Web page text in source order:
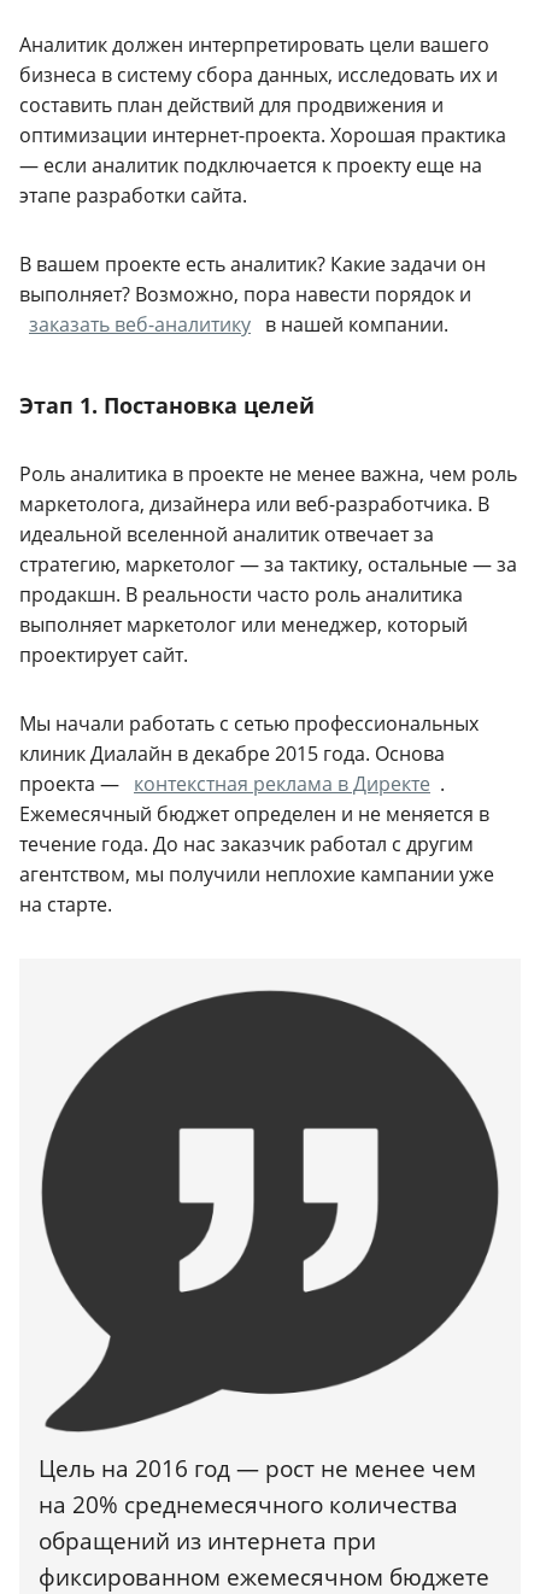
Аналитик должен интерпретировать цели вашего
бизнеса в систему сбора данных, исследовать их и
составить план действий для продвижения и
оптимизации интернет-проекта. Хорошая практика
— если аналитик подключается к проекту еще на
этапе разработки сайта.
В вашем проекте есть аналитик? Какие задачи он
выполняет? Возможно, пора навести порядок и
заказать веб-аналитику в нашей компании.
Этап 1. Постановка целей
Роль аналитика в проекте не менее важна, чем роль
маркетолога, дизайнера или веб-разработчика. В
идеальной вселенной аналитик отвечает за
стратегию, маркетолог — за тактику, остальные — за
продакшн. В реальности часто роль аналитика
выполняет маркетолог или менеджер, который
проектирует сайт.
Мы начали работать с сетью профессиональных
клиник Диалайн в декабре 2015 года. Основа
проекта — контекстная реклама в Директе .
Ежемесячный бюджет определен и не меняется в
течение года. До нас заказчик работал с другим
агентством, мы получили неплохие кампании уже
на старте.
Цель на 2016 год — рост не менее чем
на 20% среднемесячного количества
обращений из интернета при
фиксированном ежемесячном бюджете